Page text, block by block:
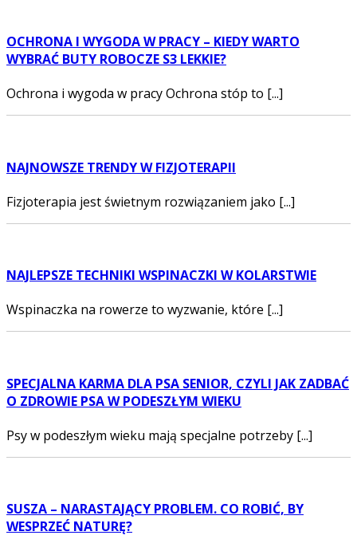
OCHRONA I WYGODA W PRACY – KIEDY WARTO
WYBRAĆ BUTY ROBOCZE S3 LEKKIE?
Ochrona i wygoda w pracy Ochrona stóp to [...]
NAJNOWSZE TRENDY W FIZJOTERAPII
Fizjoterapia jest świetnym rozwiązaniem jako [...]
NAJLEPSZE TECHNIKI WSPINACZKI W KOLARSTWIE
Wspinaczka na rowerze to wyzwanie, które [...]
SPECJALNA KARMA DLA PSA SENIOR, CZYLI JAK ZADBAĆ
O ZDROWIE PSA W PODESZŁYM WIEKU
Psy w podeszłym wieku mają specjalne potrzeby [...]
SUSZA – NARASTAJĄCY PROBLEM. CO ROBIĆ, BY
WESPRZEĆ NATURĘ?